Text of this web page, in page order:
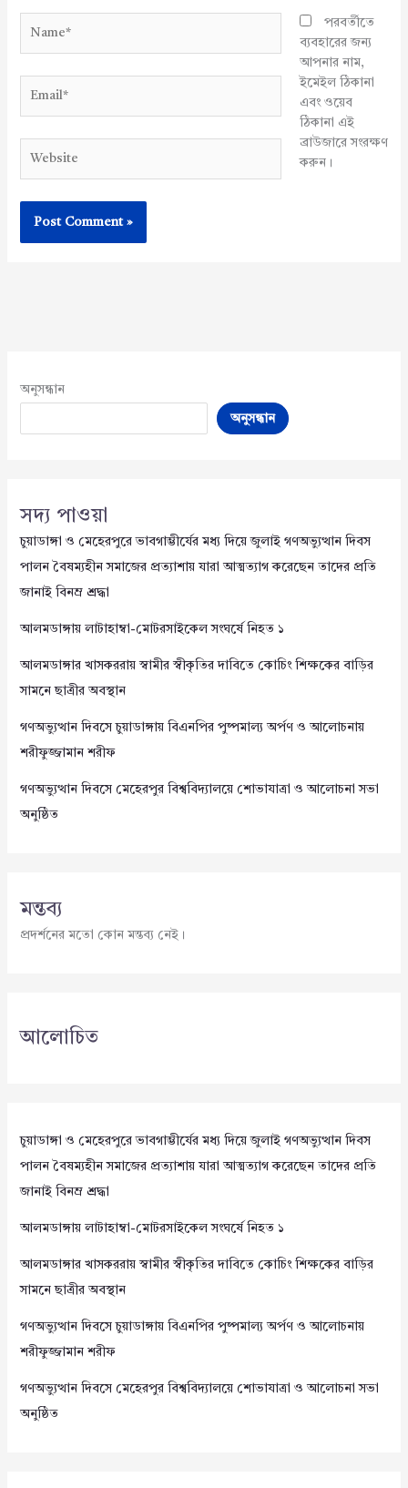
পরবর্তীতে
ব্যবহারের জন্য
আপনার নাম,
ইমেইল ঠিকানা
এবং ওয়েব
ঠিকানা এই
ব্রাউজারে সংরক্ষণ
করুন।
অনুসন্ধান
অনুসন্ধান
সদ্য পাওয়া
চুয়াডাঙ্গা ও মেহেরপুরে ভাবগাম্ভীর্যের মধ্য দিয়ে জুলাই গণঅভ্যুত্থান দিবস
পালন বৈষম্যহীন সমাজের প্রত্যাশায় যারা আত্মত্যাগ করেছেন তাদের প্রতি
জানাই বিনম্র শ্রদ্ধা
আলমডাঙ্গায় লাটাহাম্বা-মোটরসাইকেল সংঘর্ষে নিহত ১
আলমডাঙ্গার খাসকররায় স্বামীর স্বীকৃতির দাবিতে কোচিং শিক্ষকের বাড়ির
সামনে ছাত্রীর অবস্থান
গণঅভ্যুত্থান দিবসে চুয়াডাঙ্গায় বিএনপির পুষ্পমাল্য অর্পণ ও আলোচনায়
শরীফুজ্জামান শরীফ
গণঅভ্যুত্থান দিবসে মেহেরপুর বিশ্ববিদ্যালয়ে শোভাযাত্রা ও আলোচনা সভা
অনুষ্ঠিত
মন্তব্য
প্রদর্শনের মতো কোন মন্তব্য নেই।
আলোচিত
চুয়াডাঙ্গা ও মেহেরপুরে ভাবগাম্ভীর্যের মধ্য দিয়ে জুলাই গণঅভ্যুত্থান দিবস
পালন বৈষম্যহীন সমাজের প্রত্যাশায় যারা আত্মত্যাগ করেছেন তাদের প্রতি
জানাই বিনম্র শ্রদ্ধা
আলমডাঙ্গায় লাটাহাম্বা-মোটরসাইকেল সংঘর্ষে নিহত ১
আলমডাঙ্গার খাসকররায় স্বামীর স্বীকৃতির দাবিতে কোচিং শিক্ষকের বাড়ির
সামনে ছাত্রীর অবস্থান
গণঅভ্যুত্থান দিবসে চুয়াডাঙ্গায় বিএনপির পুষ্পমাল্য অর্পণ ও আলোচনায়
শরীফুজ্জামান শরীফ
গণঅভ্যুত্থান দিবসে মেহেরপুর বিশ্ববিদ্যালয়ে শোভাযাত্রা ও আলোচনা সভা
অনুষ্ঠিত